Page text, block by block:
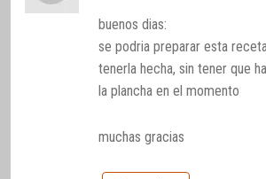
buenos dias:
se podria preparar esta
tenerla hecha, sin tener que
la plancha en el momento
muchas gracias